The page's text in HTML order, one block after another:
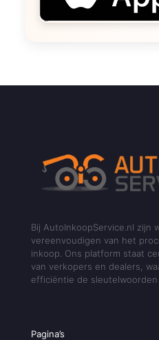
Bij AutoInkoopService.nl zijn
vereenvoudigen van het
inkoop. Ons platform staat
van verkopers en dealers,
efficiëntie de sleutelwoorden
Pagina’s